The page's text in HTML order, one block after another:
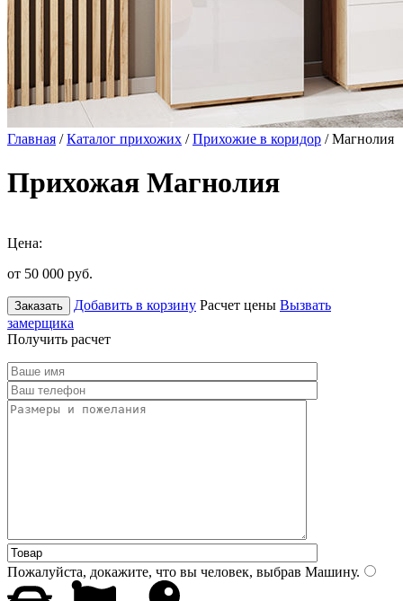
Главная /Каталог прихожих /Прихожие в коридор / Магнолия
Прихожая Магнолия
Цена:
от 50 000 руб.
Заказать Добавить в корзину Расчет цены Вызвать
замерщика
Получить расчет
Пожалуйста, докажите, что вы человек, выбрав Машину.